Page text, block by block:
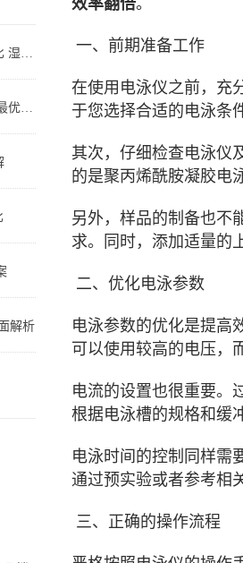
DYCZ-40G 转印电泳仪选购实测对比 湿转设备怎么选不踩坑
DYCZ-40G 标准湿式转膜实验方案 最优参数搭配
解析
效率翻倍。
一、前期准备工作
在使用电泳仪之前，充
于您选择合适的电泳条
其次，仔细检查电泳仪
的是聚丙烯酰胺凝胶电
另外，样品的制备也不
求。同时，添加适量的
二、优化电泳参数
电泳参数的优化是提高
可以使用较高的电压，
电流的设置也很重要。
根据电泳槽的规格和缓
电泳时间的控制同样需
通过预实验或者参考相
三、正确的操作流程